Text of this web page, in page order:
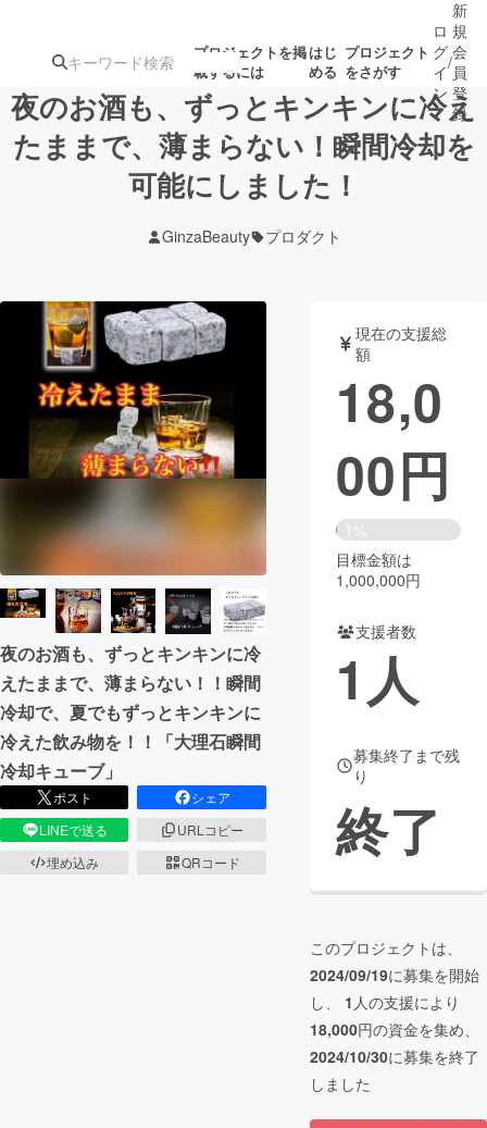
プロジェクトを掲
載するには
はじ
める
プロジェクト
をさがす
注目のリ 注目の新着プロ募集終了が近いプ
テクノロジー・ガジェット
映像・映画 書籍・雑誌
ビジネス・起業 チャレンジ
まちづくり・地域活性化
CAMPFIRE for Social Good
CAMPFIRE Creation
CAMPFIREふるさと納税machi-ya コミュニティ
ロ
グ
イ
ン
/
新
規
会
員
登
録
夜のお酒も、ずっとキンキンに冷え
たままで、薄まらない！瞬間冷却を
可能にしました！
GinzaBeauty プロダクト
夜のお酒も、ずっとキンキンに冷
えたままで、薄まらない！！瞬間
冷却で、夏でもずっとキンキンに
冷えた飲み物を！！「大理石瞬間
冷却キューブ」
ポスト
シェア
LINEで送る
URLコピー
埋め込み
QRコード
現在の支援総
額
18,0
00円
1%
目標金額は
1,000,000円
支援者数
1人
募集終了まで残
り
終了
このプロジェクトは、
2024/09/19に募集を開始
し、 1 人の支援により
18,000円の資金を集め、
2024/10/30に募集を終了
しました